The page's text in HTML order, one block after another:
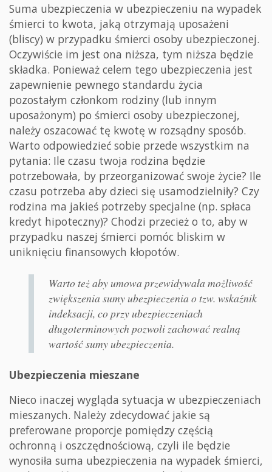
Suma ubezpieczenia w ubezpieczeniu na wypadek
śmierci to kwota, jaką otrzymają uposażeni
(bliscy) w przypadku śmierci osoby ubezpieczonej.
Oczywiście im jest ona niższa, tym niższa będzie
składka. Ponieważ celem tego ubezpieczenia jest
zapewnienie pewnego standardu życia
pozostałym członkom rodziny (lub innym
uposażonym) po śmierci osoby ubezpieczonej,
należy oszacować tę kwotę w rozsądny sposób.
Warto odpowiedzieć sobie przede wszystkim na
pytania: Ile czasu twoja rodzina będzie
potrzebowała, by przeorganizować swoje życie? Ile
czasu potrzeba aby dzieci się usamodzielniły? Czy
rodzina ma jakieś potrzeby specjalne (np. spłaca
kredyt hipoteczny)? Chodzi przecież o to, aby w
przypadku naszej śmierci pomóc bliskim w
uniknięciu finansowych kłopotów.
Warto też aby umowa przewidywała możliwość
zwiększenia sumy ubezpieczenia o tzw. wskaźnik
indeksacji, co przy ubezpieczeniach
długoterminowych pozwoli zachować realną
wartość sumy ubezpieczenia.
Ubezpieczenia mieszane
Nieco inaczej wygląda sytuacja w ubezpieczeniach
mieszanych. Należy zdecydować jakie są
preferowane proporcje pomiędzy częścią
ochronną i oszczędnościową, czyli ile będzie
wynosiła suma ubezpieczenia na wypadek śmierci,